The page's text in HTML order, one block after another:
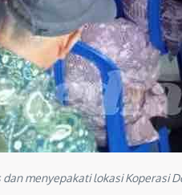
menyepakati lokasi Koperasi